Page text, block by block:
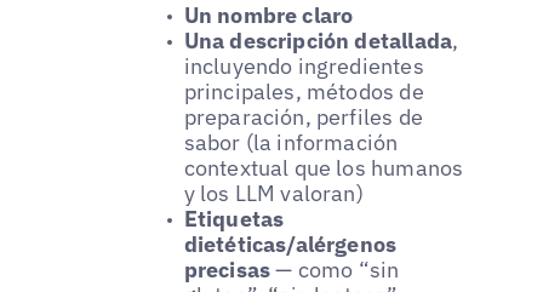
Un nombre claro
Una descripción detallada,
incluyendo ingredientes
principales, métodos de
preparación, perfiles de
sabor (la información
contextual que los humanos
y los LLM valoran)
Etiquetas
dietéticas/alérgenos
precisas— como “sin